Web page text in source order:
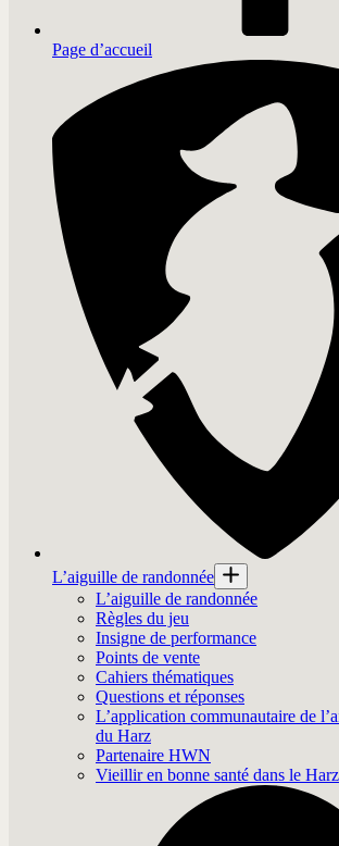
Page d’accueil
L’aiguille de randonnée
L’aiguille de randonnée
Règles du jeu
Insigne de performance
Points de vente
Cahiers thématiques
Questions et réponses
L’application communautaire de
du Harz
Partenaire HWN
Vieillir en bonne santé dans le Harz